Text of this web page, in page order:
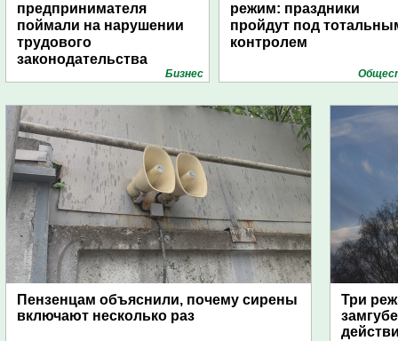
предпринимателя
поймали на нарушении
трудового
законодательства
Бизнес
режим: праздники
пройдут под
контролем
Пензенцам объяснили, почему сирены
включают несколько раз
Три